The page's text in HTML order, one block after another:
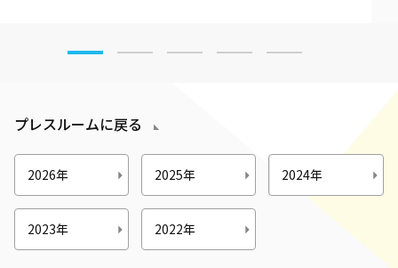
プレスルームに戻る
2026年 2025年 2024年
2023年 2022年